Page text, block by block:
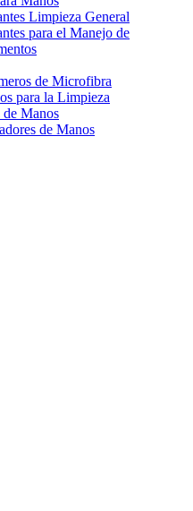
Limpieza General
para el Manejo de
de Microfibra
para la Limpieza
de Manos
de Manos